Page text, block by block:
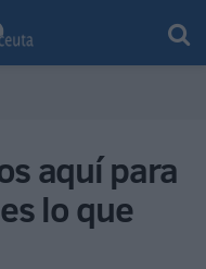
aquí para
lo que